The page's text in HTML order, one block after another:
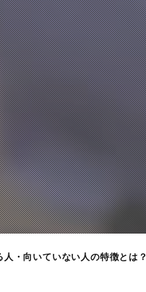
・向いていない人の特徴とは？